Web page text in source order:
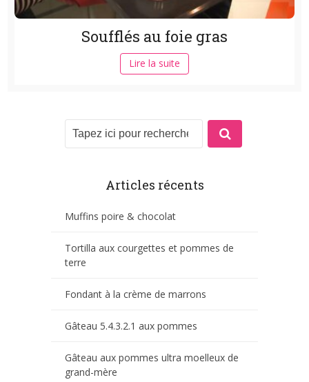
Soufflés au foie gras
Lire la suite
Articles récents
Muffins poire & chocolat
Tortilla aux courgettes et pommes de
terre
Fondant à la crème de marrons
Gâteau 5.4.3.2.1 aux pommes
Gâteau aux pommes ultra moelleux de
grand-mère